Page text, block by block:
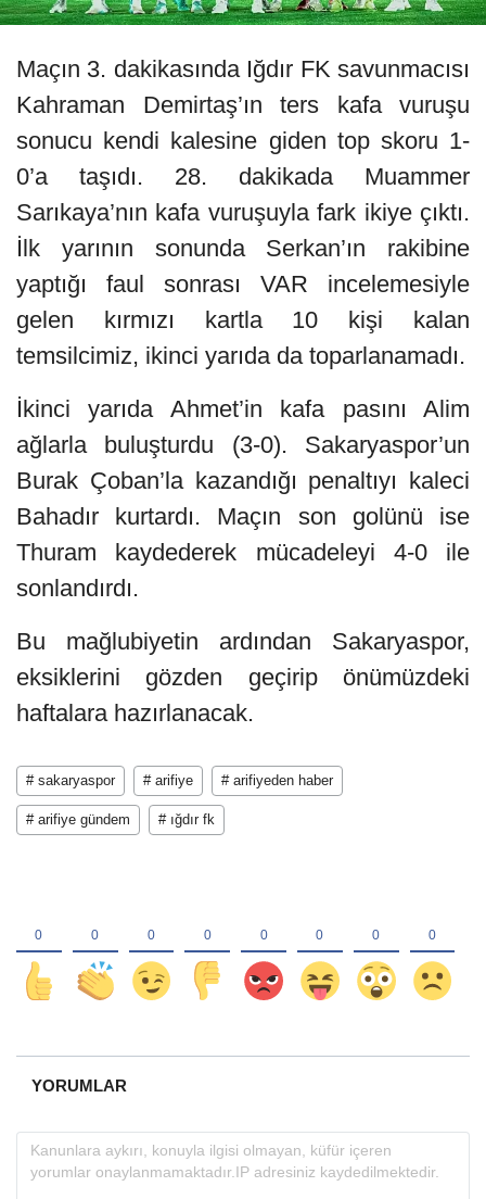
Maçın 3. dakikasında Iğdır FK savunmacısı
Kahraman Demirtaş’ın ters kafa vuruşu
sonucu kendi kalesine giden top skoru 1-
0’a taşıdı. 28. dakikada Muammer
Sarıkaya’nın kafa vuruşuyla fark ikiye çıktı.
İlk yarının sonunda Serkan’ın rakibine
yaptığı faul sonrası VAR incelemesiyle
gelen kırmızı kartla 10 kişi kalan
temsilcimiz, ikinci yarıda da toparlanamadı.
İkinci yarıda Ahmet’in kafa pasını Alim
ağlarla buluşturdu (3-0). Sakaryaspor’un
Burak Çoban’la kazandığı penaltıyı kaleci
Bahadır kurtardı. Maçın son golünü ise
Thuram kaydederek mücadeleyi 4-0 ile
sonlandırdı.
Bu mağlubiyetin ardından Sakaryaspor,
eksiklerini gözden geçirip önümüzdeki
haftalara hazırlanacak.
# sakaryaspor # arifiye # arifiyeden haber
# arifiye gündem # ığdır fk
YORUMLAR